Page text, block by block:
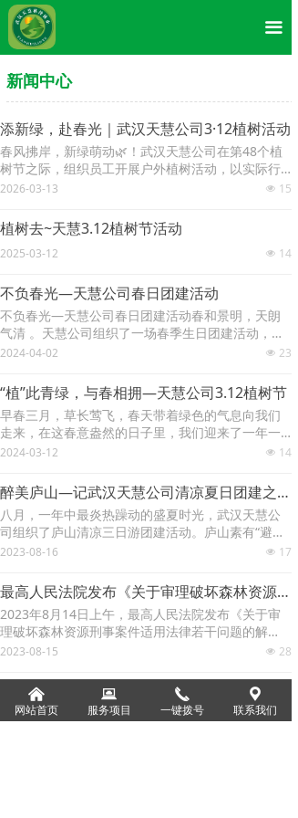
끀
首页
关于我们
服务项目
新闻中心
服务案例
在线留言
荣誉资质
企业文化
资源调查类
林业规划类
使用林地专项咨询类
林业工程项目验收类
新闻中心
添新绿，赴春光｜武汉天慧公司3·12植树活动
春风拂岸，新绿萌动🌿！武汉天慧公司在第48个植
树节之际，组织员工开展户外植树活动，以实际行
动践行绿色发展理念，传递企业社会责任，凝聚团
넶 15
2026-03-13
植树去~天慧3.12植树节活动
넶 14
2025-03-12
不负春光—天慧公司春日团建活动
不负春光—天慧公司春日团建活动春和景明，天朗
气清 。天慧公司组织了一场春季生日团建活动，在
领略了优美景色、品尝了美味食物的同时，促进了
了集体意识。 到达活动地点后，大家分工合作，忙
碌地准备着烧烤食材。“亮亮烧烤”辣味十足，“肖记
烧烤”香气扑鼻，“
넶 23
2024-04-02
“植”此青绿，与春相拥—天慧公司3.12植树节
早春三月，草长莺飞，春天带着绿色的气息向我们
走来，在这春意盎然的日子里，我们迎来了一年一
度的“3.12”植树节。为响应国家植树造林的号召，共
公司组织全员开展义务植树活动，一行人驱车来到
了江夏全民义务植树点。 一来到植树点，大家斗志
昂扬，每人领一株小树
넶 14
2024-03-12
醉美庐山—记武汉天慧公司清凉夏日团建之庐山行
八月，一年中最炎热躁动的盛夏时光，武汉天慧公
司组织了庐山清凉三日游团建活动。庐山素有“避暑
圣地”的称号，正值八月上山，别有一番舒爽体验。
景区。一行人乘坐索道上到庐山著名的牯岭镇。蝉
噪翠林人欲静，山风拂得半日闲。饱尝了一顿美味
地道的江西菜肴后，我们开始了庐山
넶 17
2023-08-16
最高人民法院发布《关于审理破坏森林资源刑事案件适用法律若干问题的解释》（附全文）
2023年8月14日上午，最高人民法院发布《关于审
理破坏森林资源刑事案件适用法律若干问题的解
释》及典型案例，并回答记者提问。最高人民法院
处长喻海松出席发布会。发布会由最高人民法院新
闻局副局长王斌主持。图为发布会现场。胥立鑫 摄2
023年6月28日，第十四届全国人大常委会第
넶 28
2023-08-15
上一页 下一页
낀
网站首页
뀵
服务项目
끅
一键拨号
끇
联系我们